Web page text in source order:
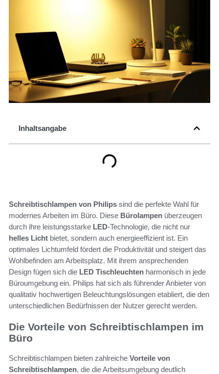
Inhaltsangabe
Schreibtischlampen von Philips sind die perfekte Wahl für
modernes Arbeiten im Büro. Diese Bürolampen überzeugen
durch ihre leistungsstarke LED-Technologie, die nicht nur
helles Licht bietet, sondern auch energieeffizient ist. Ein
optimales Lichtumfeld fördert die Produktivität und steigert das
Wohlbefinden am Arbeitsplatz. Mit ihrem ansprechenden
Design fügen sich die LED Tischleuchten harmonisch in jede
Büroumgebung ein. Philips hat sich als führender Anbieter von
qualitativ hochwertigen Beleuchtungslösungen etabliert, die den
unterschiedlichen Bedürfnissen der Nutzer gerecht werden.
Die Vorteile von Schreibtischlampen im
Büro
Schreibtischlampen bieten zahlreiche Vorteile von
Schreibtischlampen, die die Arbeitsumgebung deutlich